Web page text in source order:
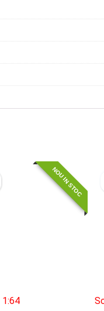
NOU IN STOC
1:64